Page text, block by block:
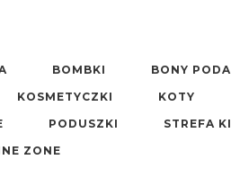
BOMBKI BONY
KOSMETYCZKI KOTY
PODUSZKI STREFA
ZONE